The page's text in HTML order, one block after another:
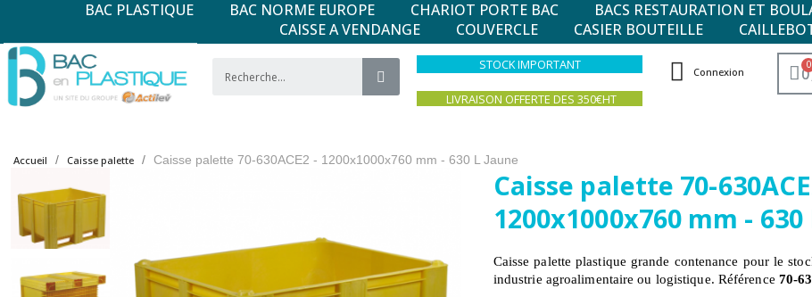
BAC PLASTIQUE BAC NORME EUROPE CHARIOT PORTE BAC BACS RESTAURATION ET
CAISSE A VENDANGE
COUVERCLE CASIER BOUTEILLE
STOCK IMPORTANT
LIVRAISON OFFERTE DES 350€HT
Connexion
Accueil Caisse palette Caisse palette 70-630ACE2 - 1200x1000x760 mm - 630 L Jaune
Caisse palette 70-
1200x1000x760 mm - 630
Caisse palette plastique grande contenance pour le
industrie agroalimentaire ou logistique. Référence 70-